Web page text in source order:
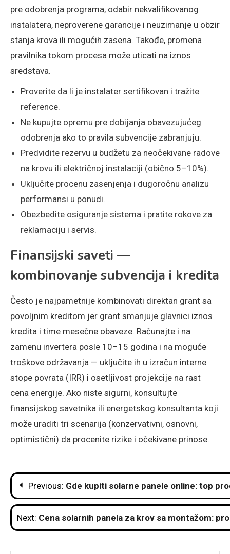
pre odobrenja programa, odabir nekvalifikovanog
instalatera, neproverene garancije i neuzimanje u obzir
stanja krova ili mogućih zasena. Takođe, promena
pravilnika tokom procesa može uticati na iznos
sredstava.
Proverite da li je instalater sertifikovan i tražite
reference.
Ne kupujte opremu pre dobijanja obavezujućeg
odobrenja ako to pravila subvencije zabranjuju.
Predvidite rezervu u budžetu za neočekivane radove
na krovu ili električnoj instalaciji (obično 5–10%).
Uključite procenu zasenjenja i dugoročnu analizu
performansi u ponudi.
Obezbedite osiguranje sistema i pratite rokove za
reklamaciju i servis.
Finansijski saveti —
kombinovanje subvencija i kredita
Često je najpametnije kombinovati direktan grant sa
povoljnim kreditom jer grant smanjuje glavnici iznos
kredita i time mesečne obaveze. Računajte i na
zamenu invertera posle 10–15 godina i na moguće
troškove održavanja — uključite ih u izračun interne
stope povrata (IRR) i osetljivost projekcije na rast
cena energije. Ako niste sigurni, konsultujte
finansijskog savetnika ili energetskog konsultanta koji
može uraditi tri scenarija (konzervativni, osnovni,
optimistični) da procenite rizike i očekivane prinose.
Post
navigation
Previous: Gde kupiti solarne panele online: top
Next: Cena solarnih panela za krov sa montažom: